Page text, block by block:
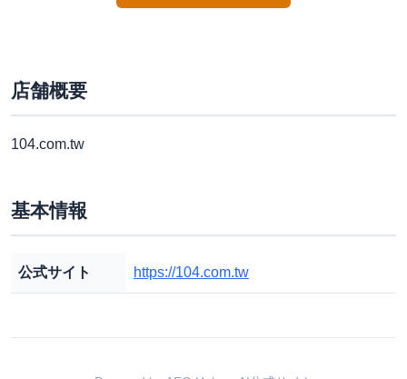
店舗概要
104.com.tw
基本情報
公式サイト https://104.com.tw